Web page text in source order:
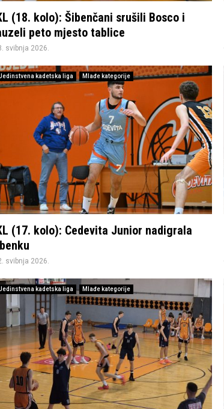
(18. kolo): Šibenčani srušili Bosco i
peto mjesto tablice
svibnja 2026.
kadetska liga Mlađe kategorije
(17. kolo): Cedevita Junior nadigrala
svibnja 2026.
kadetska liga Mlađe kategorije